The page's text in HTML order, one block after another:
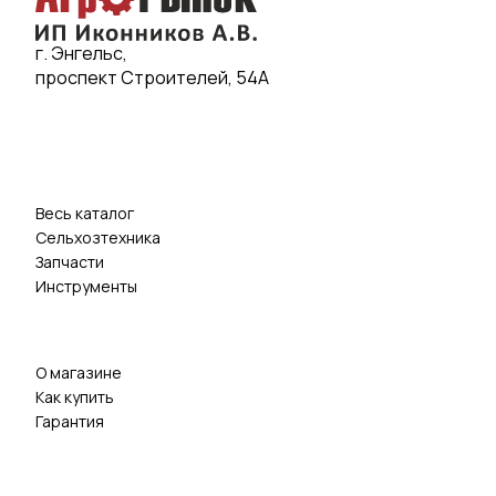
г. Энгельс,
проспект Строителей, 54А
Весь каталог
Сельхозтехника
Запчасти
Инструменты
О магазине
Как купить
Гарантия